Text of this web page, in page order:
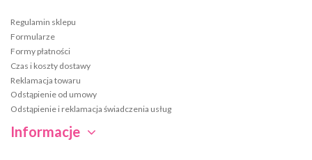
Regulamin sklepu
Formularze
Formy płatności
Czas i koszty dostawy
Reklamacja towaru
Odstąpienie od umowy
Odstąpienie i reklamacja świadczenia usług
Informacje